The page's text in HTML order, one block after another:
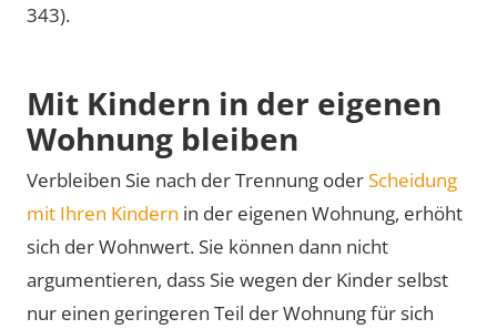
343).
Mit Kindern in der eigenen
Wohnung bleiben
Verbleiben Sie nach der Trennung oderScheidung
mit Ihren Kindern in der eigenen Wohnung, erhöht
sich der Wohnwert. Sie können dann nicht
argumentieren, dass Sie wegen der Kinder selbst
nur einen geringeren Teil der Wohnung für sich